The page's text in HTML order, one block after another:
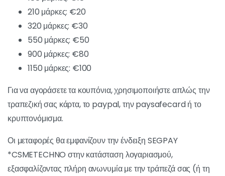
210 μάρκες: €20
320 μάρκες: €30
550 μάρκες: €50
900 μάρκες: €80
1150 μάρκες: €100
Για να αγοράσετε τα κουπόνια, χρησιμοποιήστε απλώς την
τραπεζική σας κάρτα, το paypal, την paysafecard ή το
κρυπτονόμισμα.
Οι μεταφορές θα εμφανίζουν την ένδειξη SEGPAY
*CSMETECHNO στην κατάσταση λογαριασμού,
εξασφαλίζοντας πλήρη ανωνυμία με την τράπεζά σας (ή τη